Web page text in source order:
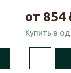
от 854
Купить в